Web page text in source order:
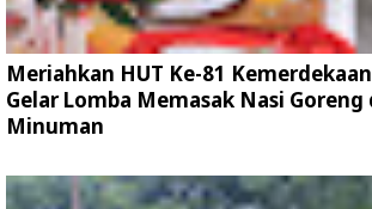
Meriahkan HUT Ke-81
Gelar Lomba Memasak Nasi Goreng
Minuman